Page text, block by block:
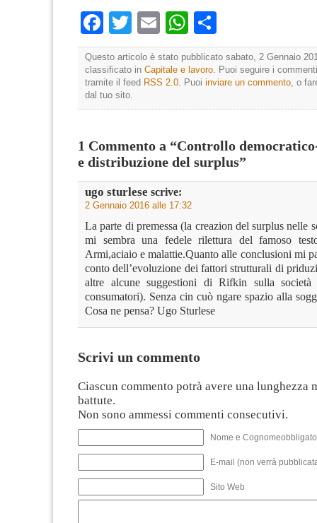
Facebook
Twitter
EmailWhatsApp
Questo articolo è stato pubblicato sabato, 2 Gennaio
classificato in Capitale e lavoro . Puoi seguire i
tramite il feed RSS 2.0 . Puoi inviare un commento , o
dal tuo sito.
1 Commento a “Controllo
e distribuzione del surplus”
ugo sturlese scrive:
2 Gennaio 2016 alle 17:32
La parte di premessa (la creazion del surplus nelle
mi sembra una fedele rilettura del famoso
Armi,aciaio e malattie.Quanto alle conclusioni mi
conto dell’evoluzione dei fattori strutturali di
altre alcune suggestioni di Rifkin sulla società
consumatori). Senza cin cuò ngare spazio alla
Cosa ne pensa? Ugo Sturlese
Scrivi un commento
Ciascun commento potrà avere una lunghezza
battute.
Non sono ammessi commenti consecutivi.
Nome e
E-mail (non verrà
Sito Web